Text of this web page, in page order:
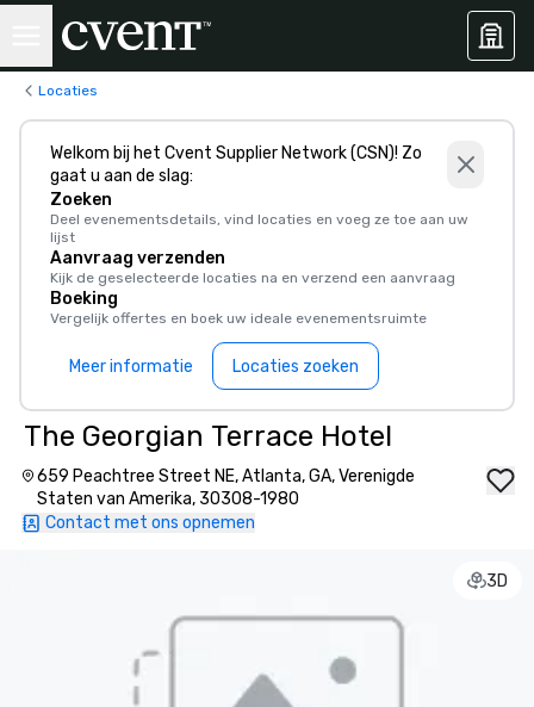
Locaties
Welkom bij het Cvent Supplier Network (CSN)! Zo
gaat u aan de slag:
Zoeken
Deel evenementsdetails, vind locaties en voeg ze toe aan uw
lijst
Aanvraag verzenden
Kijk de geselecteerde locaties na en verzend een aanvraag
Boeking
Vergelijk offertes en boek uw ideale evenementsruimte
Meer informatie Locaties zoeken
The Georgian Terrace Hotel
659 Peachtree Street NE, Atlanta, GA, Verenigde
Staten van Amerika, 30308-1980
Contact met ons opnemen
3D